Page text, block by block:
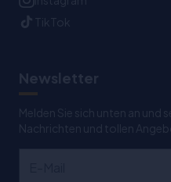
TikTok
Newsletter
Melden Sie sich unten an und
Nachrichten und tollen